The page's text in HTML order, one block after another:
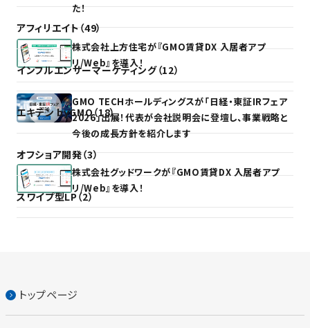
アフィリエイト（49）
インフルエンサーマーケティング（12）
エキテン byGMO（18）
オフショア開発（3）
スワイプ型LP（2）
た！
株式会社上方住宅が『GMO賃貸DX 入居者アプ
リ/Web』を導入！
GMO TECHホールディングスが「日経・東証IRフェア
2026」出展！代表が会社説明会に登壇し、事業戦略と
今後の成長方針を紹介します
株式会社グッドワークが『GMO賃貸DX 入居者アプ
リ/Web』を導入！
トップページ